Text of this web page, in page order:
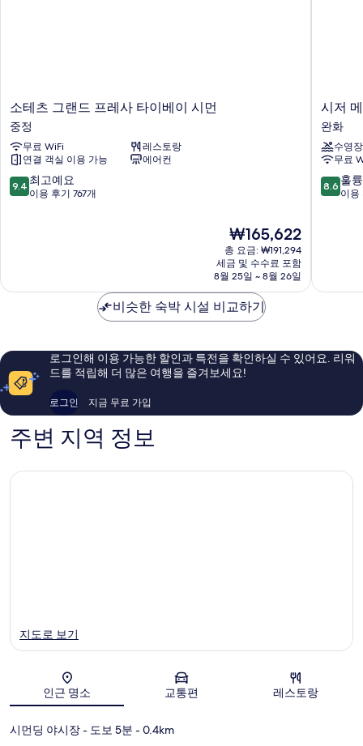
소
테
츠
그
랜
드
프
시
소테츠 그랜드 프레사 타이베이 시먼
중정
무료 WiFi
레스토랑
연결 객실 이용 가능
에어컨
10
점
고
용
후
기
767
개
9.4 최고예요
이용 후기 767개
현
재
요
금
₩165,622
₩165,622
총 요금: ₩191,294
세금 및 수수료 포함
8월 25일 ~ 8월 26일
시
저
메
트
로
타
이
시저
완화
수영장
무료
10
점
륭
용
개
8.6 훌
이용
비슷한 숙박 시설 비교하기
로그인해 이용 가능한 할인과 특전을 확인하실 수 있어요. 리워
드를 적립해 더 많은 여행을 즐겨보세요!
로그인 지금 무료 가입
주변 지역 정보
지도
지도로 보기
인근 명소 교통편 레스토랑
시먼딩 야시장- 도보 5분 - 0.4km